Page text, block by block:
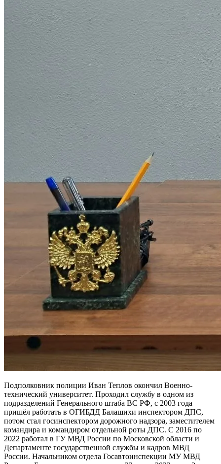
Подполковник полиции Иван Теплов окончил Военно-
технический университет. Проходил службу в одном из
подразделений Генерального штаба ВС РФ, с 2003 года
пришёл работать в ОГИБДД Балашихи инспектором ДПС,
потом стал госинспектором дорожного надзора, заместителем
командира и командиром отдельной роты ДПС. С 2016 по
2022 работал в ГУ МВД России по Московской области и
Департаменте государственной службы и кадров МВД
России. Начальником отдела Госавтоинспекции МУ МВД